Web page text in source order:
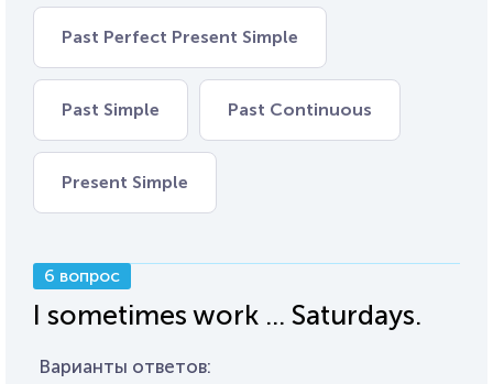
Past Perfect Present Simple
Past Simple Past Continuous
Present Simple
6 вопрос
I sometimes work ... Saturdays.
Варианты ответов: